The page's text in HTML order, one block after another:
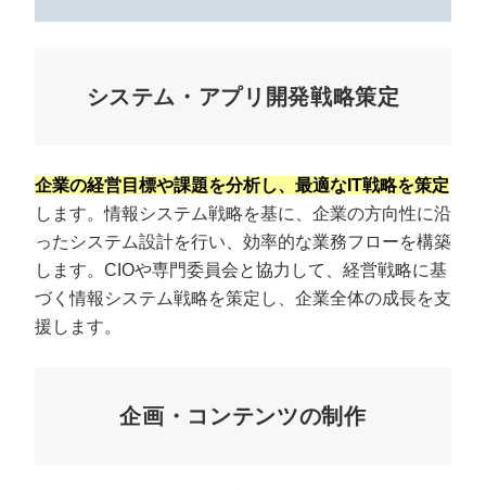
システム・アプリ開発戦略策定
企業の経営目標や課題を分析し、最適なIT戦略を策定
します。情報システム戦略を基に、企業の方向性に沿
ったシステム設計を行い、効率的な業務フローを構築
します。CIOや専門委員会と協力して、経営戦略に基
づく情報システム戦略を策定し、企業全体の成長を支
援します。
企画・コンテンツの制作